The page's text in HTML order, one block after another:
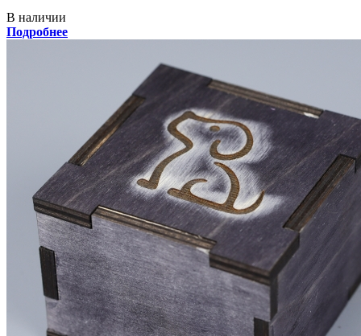
В наличии
Подробнее